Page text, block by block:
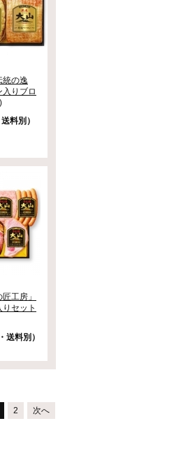
の逸
りブロ
料別）
工房」
セット
送料別）
2 次へ